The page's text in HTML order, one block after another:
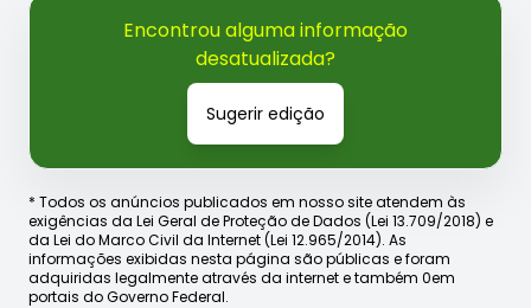
Encontrou alguma informação
desatualizada?
Sugerir edição
* Todos os anúncios publicados em nosso site atendem às
exigências da Lei Geral de Proteção de Dados (Lei 13.709/2018) e
da Lei do Marco Civil da Internet (Lei 12.965/2014). As
informações exibidas nesta página são públicas e foram
adquiridas legalmente através da internet e também 0em
portais do Governo Federal.